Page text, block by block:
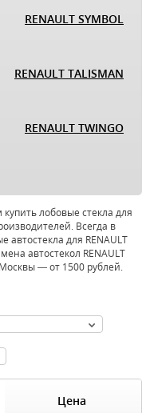
RENAULT SYMBOL
RENAULT TALISMAN
RENAULT TWINGO
лобовые стекла для
Всегда в
для RENAULT
автостекол RENAULT
— от 1500 рублей.
Цена